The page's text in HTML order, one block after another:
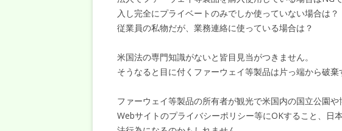
入し完全にプライベートのみでしか使っていない場合は？
従業員の私物だが、業務連絡に使っている場合は？
米国法の専門知識がないと皆目見当がつきません。
そうなると目に付くファーウェイ等製品は片っ端から破棄
ファーウェイ等製品の所有者が観光で米国内の国立公園
Webサイトのプライバシーポリシー等にOKすること、日